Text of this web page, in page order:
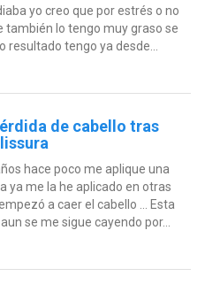
yo creo que por estrés o no
también lo tengo muy graso se
tengo ya desde...
de cabello tras
hace poco me aplique una
ya me la he aplicado en otras
a caer el cabello ... Esta
se me sigue cayendo por...